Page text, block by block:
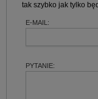
tak szybko jak tylko
E-MAIL:
PYTANIE: